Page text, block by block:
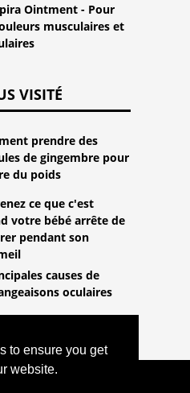
to ensure you get
website.
Ointment - Pour
musculaires et
VISITÉ
prendre des
de gingembre pour
du poids
ce que c'est
votre bébé arrête de
pendant son
causes de
oculaires